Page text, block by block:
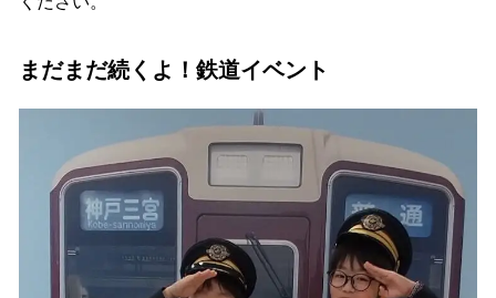
まだまだ続くよ！鉄道イベント